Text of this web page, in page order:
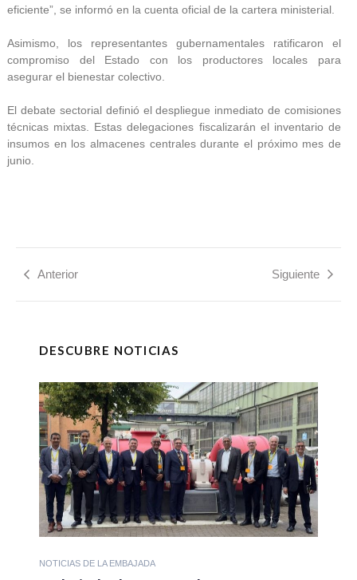
eficiente”, se informó en la cuenta oficial de la cartera ministerial.
Asimismo, los representantes gubernamentales ratificaron el
compromiso del Estado con los productores locales para
asegurar el bienestar colectivo.
El debate sectorial definió el despliegue inmediato de comisiones
técnicas mixtas. Estas delegaciones fiscalizarán el inventario de
insumos en los almacenes centrales durante el próximo mes de
junio.
Anterior Siguiente
DESCUBRE NOTICIAS
NOTICIAS DE LA EMBAJADA